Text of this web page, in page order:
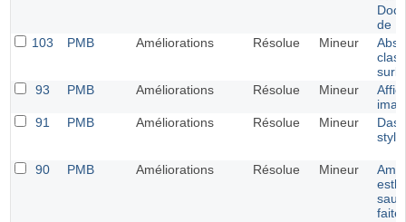
de
103
PMB Améliorations Résolue Mineur
93
PMB Améliorations Résolue Mineur
91
PMB Améliorations Résolue Mineur
style
90 PMB Améliorations Résolue Mineur